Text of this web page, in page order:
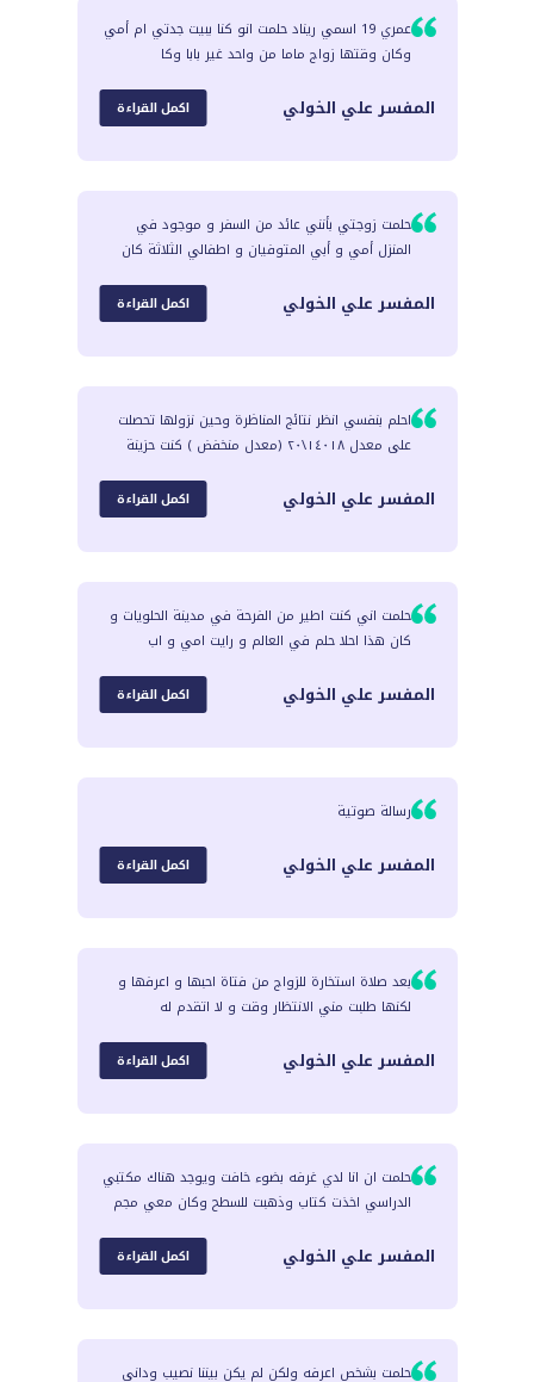
عمري 19 اسمي ريناد حلمت انو كنا ببيت جدتي ام أمي
وكان وقتها زواج ماما من واحد غير بابا وكا
المفسر علي الخولي اكمل القراءة
حلمت زوجتي بأنني عائد من السفر و موجود في
المنزل أمي و أبي المتوفيان و اطفالي الثلاثة كان
المفسر علي الخولي اكمل القراءة
احلم بنفسي انظر نتائج المناظرة وحين نزولها تحصلت
على معدل ١٤٠١٨\٢٠ (معدل منخفض ) كنت حزينة
المفسر علي الخولي اكمل القراءة
حلمت اني كنت اطير من الفرحة في مدينة الحلويات و
كان هذا احلا حلم في العالم و رايت امي و اب
المفسر علي الخولي اكمل القراءة
رسالة صوتية
المفسر علي الخولي اكمل القراءة
بعد صلاة استخارة للزواج من فتاة احبها و اعرفها و
لكنها طلبت مني الانتظار وقت و لا اتقدم له
المفسر علي الخولي اكمل القراءة
حلمت ان انا لدي غرفه بضوء خافت ويوجد هناك مكتبي
الدراسي اخذت كتاب وذهبت للسطح وكان معي مجم
المفسر علي الخولي اكمل القراءة
حلمت بشخص اعرفه ولكن لم يكن بيننا نصيب وداني